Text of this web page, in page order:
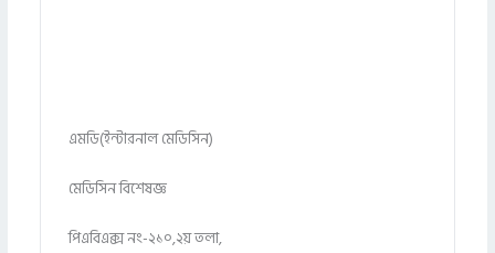
এমডি(ইন্টারনাল মেডিসিন)
মেডিসিন বিশেষজ্ঞ
পিএবিএক্স নং-২১০,২য় তলা,